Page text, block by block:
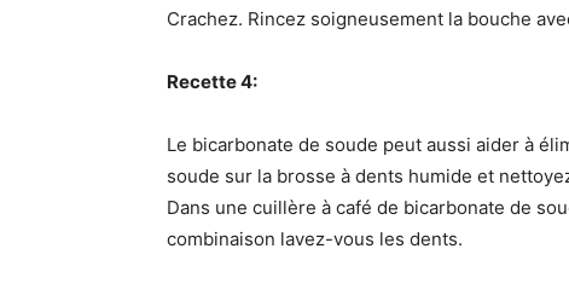
Crachez. Rincez soigneusement la bouche
Recette 4:
Le bicarbonate de soude peut aussi aider à
soude sur la brosse à dents humide et
Dans une cuillère à café de bicarbonate de
combinaison lavez-vous les dents.